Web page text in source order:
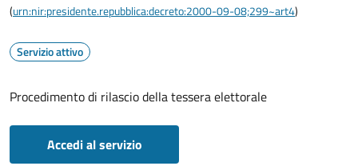
(urn:nir:presidente.repubblica:decreto:2000-09-08;299~art4)
Servizio attivo
Procedimento di rilascio della tessera elettorale
Accedi al servizio